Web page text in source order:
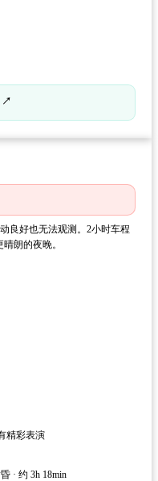
↗
良好也无法观测。2小时车程
朗的夜晚。
精彩表演
· 约 3h 18min